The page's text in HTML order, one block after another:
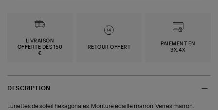
LIVRAISON
OFFERTE DÈS 150
€
RETOUR OFFERT
PAIEMENT EN
3X,4X
DESCRIPTION
Lunettes de soleil hexagonales. Monture écaille marron. Verres marron.